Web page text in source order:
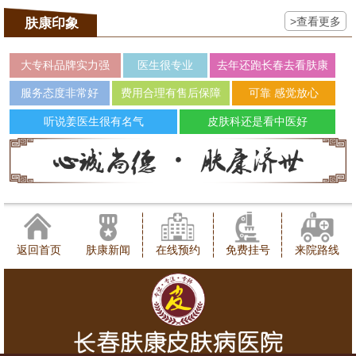
肤康印象 >查看更多
大专科品牌实力强 医生很专业 去年还跑长春去看肤康
服务态度非常好 费用合理有售后保障 可靠 感觉放心
听说姜医生很有名气 皮肤科还是看中医好
返回首页 肤康新闻 在线预约 免费挂号 来院路线